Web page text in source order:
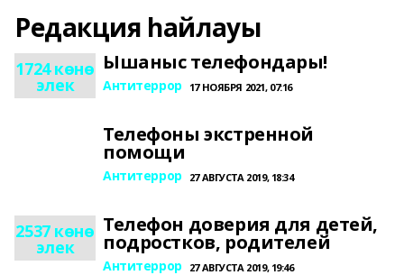
Редакция һайлауы
1724 көнө
элек
Ышаныс телефондары!
Антитеррор 17 НОЯБРЯ 2021, 07:16
Телефоны экстренной
помощи
Антитеррор 27 АВГУСТА 2019, 18:34
2537 көнө
элек
Телефон доверия для детей,
подростков, родителей
Антитеррор 27 АВГУСТА 2019, 19:46